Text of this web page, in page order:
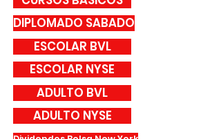
DIPLOMADO SABADO
ESCOLAR BVL
ESCOLAR NYSE
ADULTO BVL
ADULTO NYSE